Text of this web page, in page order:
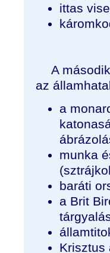
ittas
A
az
a
munka
baráti
a Brit
Krisztus